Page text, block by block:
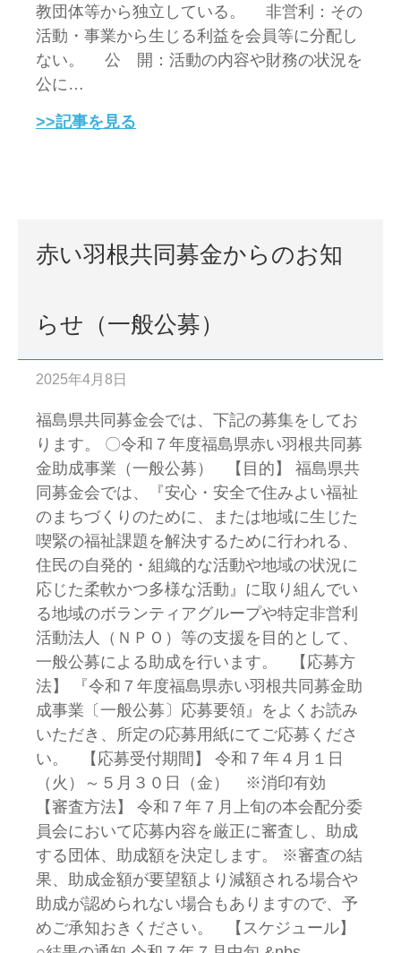
教団体等から独立している。 非営利：その
活動・事業から生じる利益を会員等に分配し
ない。 公 開：活動の内容や財務の状況を
公に…
>>記事を見る
赤い羽根共同募金からのお知
らせ（一般公募）
2025年4月8日
福島県共同募金会では、下記の募集をしてお
ります。 〇令和７年度福島県赤い羽根共同募
金助成事業（一般公募） 【目的】 福島県共
同募金会では、『安心・安全で住みよい福祉
のまちづくりのために、または地域に生じた
喫緊の福祉課題を解決するために行われる、
住民の自発的・組織的な活動や地域の状況に
応じた柔軟かつ多様な活動』に取り組んでい
る地域のボランティアグループや特定非営利
活動法人（ＮＰＯ）等の支援を目的として、
一般公募による助成を行います。 【応募方
法】 『令和７年度福島県赤い羽根共同募金助
成事業〔一般公募〕応募要領』をよくお読み
いただき、所定の応募用紙にてご応募くださ
い。 【応募受付期間】 令和７年４月１日
（火）～５月３０日（金） ※消印有効
【審査方法】 令和７年７月上旬の本会配分委
員会において応募内容を厳正に審査し、助成
する団体、助成額を決定します。 ※審査の結
果、助成金額が要望額より減額される場合や
助成が認められない場合もありますので、予
めご承知おきください。 【スケジュール】